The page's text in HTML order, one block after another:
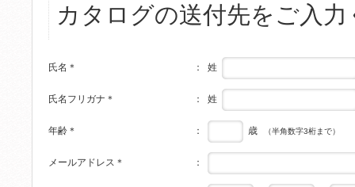
カタログの送付先をご入
氏名 ＊ ： 姓
氏名フリガナ ＊ ： 姓
年齢 ＊ ： 歳 （半角数字3桁まで）
メールアドレス ＊ ：